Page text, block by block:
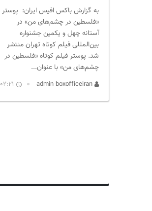
به گزارش باکس افیس ایران: پوستر
«فلسطین در چشم‌های من» در
آستانه چهل‌ و یکمین جشنواره
بین‌المللی فیلم کوتاه تهران منتشر
شد. پوستر فیلم کوتاه «فلسطین در
چشم‌های من» با عنوان...
02:21